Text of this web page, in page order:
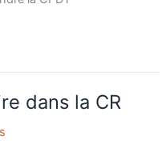
dans la CR